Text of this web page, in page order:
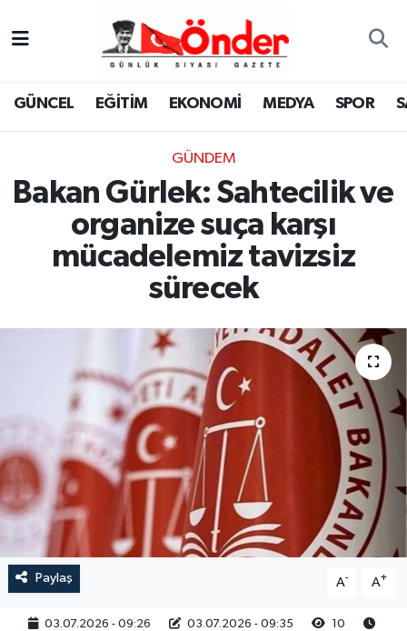
GÜNCEL EĞİTİM EKONOMİ MEDYA SPOR
GÜNDEM
Bakan Gürlek: Sahtecilik ve
organize suça karşı
mücadelemiz tavizsiz
sürecek
Paylaş A- A+
03.07.2026 - 09:26 03.07.2026 - 09:35
10
GÜNCEL
MEDYA
SPOR
KÜLTÜR-SANAT
YAŞAM
RESMİ İLAN
Zonguldak Nöbetçi Eczaneler
Zonguldak Namaz Vakitleri
Zonguldak Trafik Yoğunluk Haritası
TFF 3.Lig 4.Grup Puan Durumu ve Fikstür
Tüm Manşetler
Son Dakika Haberleri
Haber Arşivi